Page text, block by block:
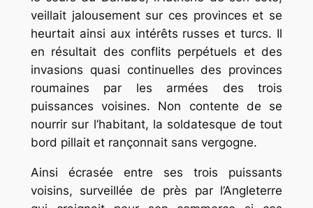
veillait jalousement sur ces provinces et se
heurtait ainsi aux intérêts russes et turcs. Il
en résultait des conflits perpétuels et des
invasions quasi continuelles des provinces
roumaines par les armées des trois
puissances voisines. Non contente de se
nourrir sur l’habitant, la soldatesque de tout
bord pillait et rançonnait sans vergogne.
Ainsi écrasée entre ses trois puissants
voisins, surveillée de près par l’Angleterre